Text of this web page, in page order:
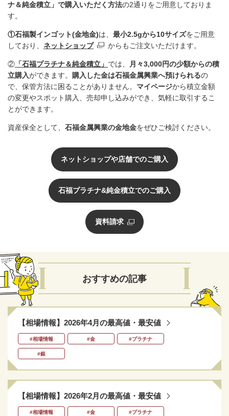
ナ＆純金積立」で購入いただく方法の2通りをご用意しておりま
す。
①石福製インゴット(金地金)は、 最小2.5gから10サイズをご用意
しており、 ネットショップ からもご注文いただけます。
② 「石福プラチナ＆純金積立」 では、
月々3,000円の少額からの積
立購入ができます。 購入した金は石福金属興業へ預けられるの
で、保管方法に困ることがありません。 マイページから積立金額
の変更やスポット購入、売却申し込みができ、気軽に取引するこ
とができます。
資産保全として、 石福金属興業の金地金をぜひご検討ください。
ネットショップや店舗でのご購入
石福プラチナ&純金積立でのご購入
資料請求
おすすめの記事
【相場情報】2026年4月の最高値・最安値
#相場情報 #金 #プラチナ
#銀
【相場情報】2026年2月の最高値・最安値
#相場情報 #金 #プラチナ